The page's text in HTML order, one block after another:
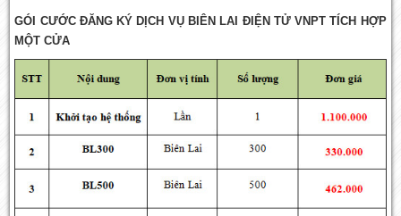
GÓI CƯỚC ĐĂNG KÝ DỊCH VỤ BIÊN LAI ĐIỆN TỬ VNPT TÍCH HỢP
MỘT CỬA